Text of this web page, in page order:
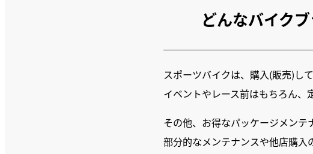
どんなバイク
スポーツバイクは、購入(販売)し
イベントやレース前はもちろん、
その他、お得なパッケージメンテ
部分的なメンテナンスや他店購入